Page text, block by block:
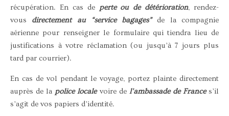
récupération. En cas de perte ou de détérioration, rendez-
vous directement au “service bagages”de la compagnie
aérienne pour renseigner le formulaire qui tiendra lieu de
justifications à votre réclamation (ou jusqu’à 7 jours plus
tard par courrier).
En cas de vol pendant le voyage, portez plainte directement
auprès de la police localevoire de l’ambassade de Frances’il
s’agit de vos papiers d’identité.